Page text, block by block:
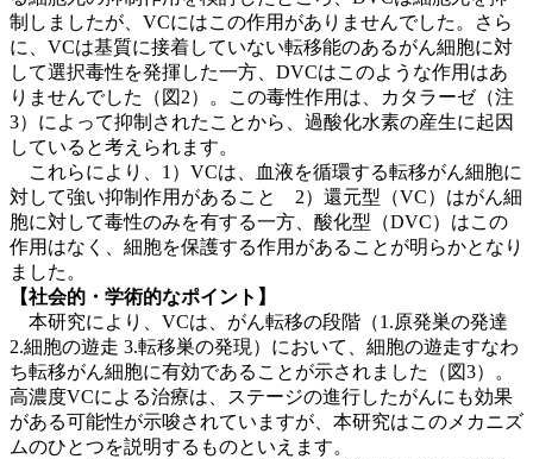
制しましたが、VCにはこの作用がありませんでした。さら
に、VCは基質に接着していない転移能のあるがん細胞に対
して選択毒性を発揮した一方、DVCはこのような作用はあ
りませんでした（図2）。この毒性作用は、カタラーゼ（注
3）によって抑制されたことから、過酸化水素の産生に起因
していると考えられます。
これらにより、1）VCは、血液を循環する転移がん細胞に
対して強い抑制作用があること 2）還元型（VC）はがん細
胞に対して毒性のみを有する一方、酸化型（DVC）はこの
作用はなく、細胞を保護する作用があることが明らかとなり
ました。
【社会的・学術的なポイント】
本研究により、VCは、がん転移の段階（1.原発巣の発達
2.細胞の遊走 3.転移巣の発現）において、細胞の遊走すなわ
ち転移がん細胞に有効であることが示されました（図3）。
高濃度VCによる治療は、ステージの進行したがんにも効果
がある可能性が示唆されていますが、本研究はこのメカニズ
ムのひとつを説明するものといえます。